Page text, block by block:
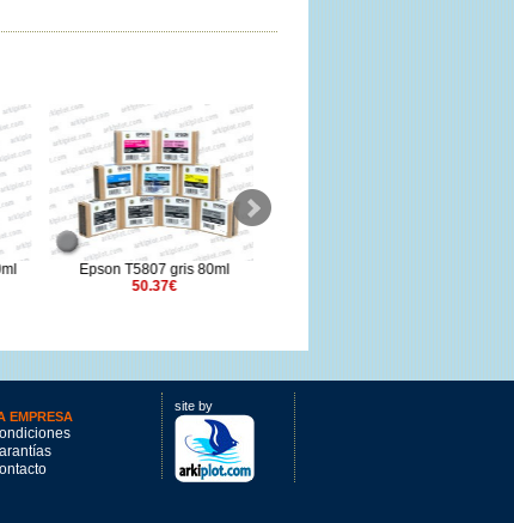
Epson T5807 gris 80ml
50.37€
EMPRESA
site by